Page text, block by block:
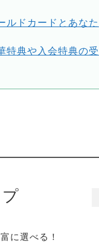
ルドカードとあなた
特典や入会特典の受
に選べる！